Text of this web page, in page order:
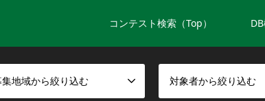
コンテスト検索（Top）
集地域から絞り込む 対象者から絞り込む